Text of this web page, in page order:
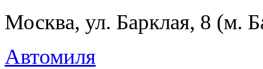
Москва, ул. Барклая, 8 (м.
Автомиля